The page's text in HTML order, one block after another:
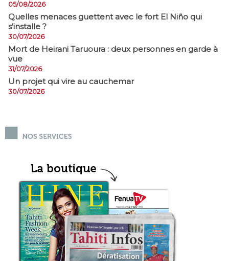
05/08/2026
Quelles menaces guettent avec le fort El Niño qui
s’installe ?
30/07/2026
Mort de Heirani Taruoura : deux personnes en garde à
vue
31/07/2026
Un projet qui vire au cauchemar
30/07/2026